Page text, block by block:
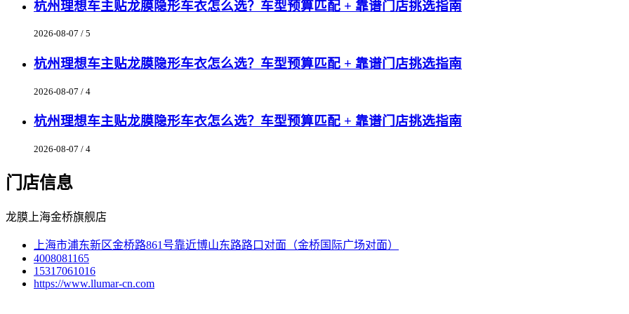
杭州理想车主贴龙膜隐形车衣怎么选？车型预算匹配 + 靠谱门店挑选指南
2026-08-07 / 5
杭州理想车主贴龙膜隐形车衣怎么选？车型预算匹配 + 靠谱门店挑选指南
2026-08-07 / 4
杭州理想车主贴龙膜隐形车衣怎么选？车型预算匹配 + 靠谱门店挑选指南
2026-08-07 / 4
门店信息
龙膜上海金桥旗舰店
上海市浦东新区金桥路861号靠近博山东路路口对面（金桥国际广场对面）
4008081165
15317061016
https://www.llumar-cn.com